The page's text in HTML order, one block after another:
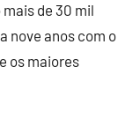
de 30 mil
nove anos com o
os maiores